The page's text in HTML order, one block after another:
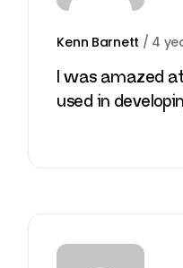
Kenn Barnett / 4
I was amazed
used in